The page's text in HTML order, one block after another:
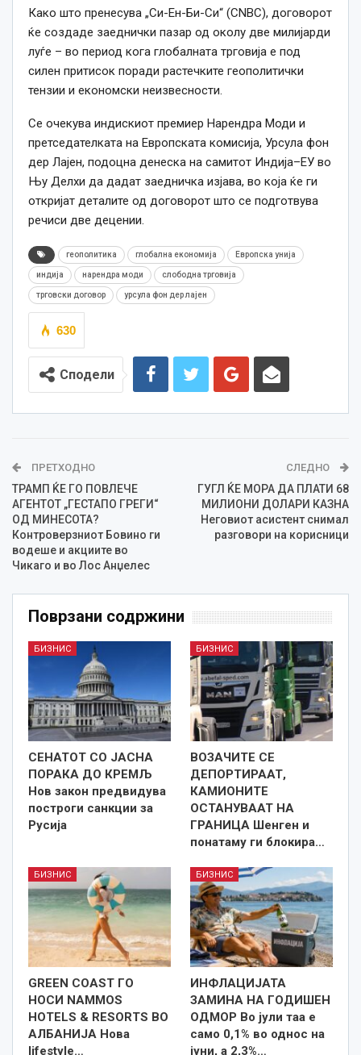
Како што пренесува „Си-Ен-Би-Си“ (CNBC), договорот
ќе создаде заеднички пазар од околу две милијарди
луѓе – во период кога глобалната трговија е под
силен притисок поради растечките геополитички
тензии и економски неизвесности.
Се очекува индискиот премиер Нарендра Моди и
претседателката на Европската комисија, Урсула фон
дер Лајен, подоцна денеска на самитот Индија–ЕУ во
Њу Делхи да дадат заедничка изјава, во која ќе ги
откријат деталите од договорот што се подготвува
речиси две децении.
геополитика глобална економија Европска унија
индија нарендра моди слободна трговија
трговски договор урсула фон дер лајен
630
Сподели
ПРЕТХОДНО
ТРАМП ЌЕ ГО ПОВЛЕЧЕ
АГЕНТОТ „ГЕСТАПО ГРЕГИ“
ОД МИНЕСОТА?
Контроверзниот Бовино ги
водеше и акциите во
Чикаго и во Лос Анџелес
СЛЕДНО
ГУГЛ ЌЕ МОРА ДА ПЛАТИ 68
МИЛИОНИ ДОЛАРИ КАЗНА
Неговиот асистент снимал
разговори на корисници
Поврзани содржини
БИЗНИС
СЕНАТОТ СО ЈАСНА
ПОРАКА ДО КРЕМЉ
Нов закон предвидува
построги санкции за
Русија
БИЗНИС
ВОЗАЧИТЕ СЕ
ДЕПОРТИРААТ,
КАМИОНИТЕ
ОСТАНУВААТ НА
ГРАНИЦА Шенген и
понатаму ги блокира…
БИЗНИС
GREEN COAST ГО
НОСИ NAMMOS
HOTELS & RESORTS ВО
АЛБАНИЈА Нова
lifestyle…
БИЗНИС
ИНФЛАЦИЈАТА
ЗАМИНА НА ГОДИШЕН
ОДМОР Во јули таа е
само 0,1% во однос на
јуни, а 2,3%…